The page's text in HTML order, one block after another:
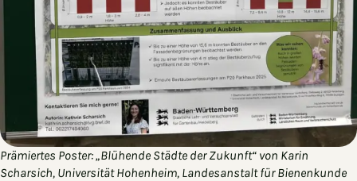
Prämiertes Poster: „Blühende Städte der Zukunft“ von Karin
Scharsich, Universität Hohenheim, Landesanstalt für Bienenkunde